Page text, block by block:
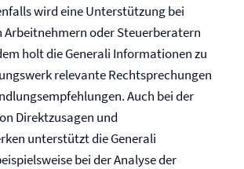
wird eine Unterstützung bei
Arbeitnehmern oder Steuerberatern
holt die Generali Informationen zu
relevante Rechtsprechungen
Auch bei der
Direktzusagen und
unterstützt die Generali
bei der Analyse der